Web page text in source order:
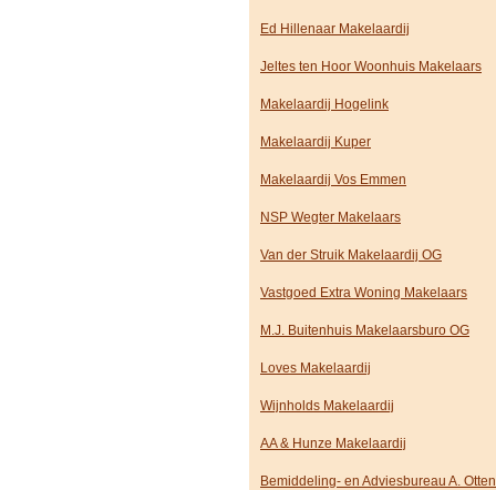
Ed Hillenaar Makelaardij
Jeltes ten Hoor Woonhuis Makelaars
Makelaardij Hogelink
Makelaardij Kuper
Makelaardij Vos Emmen
NSP Wegter Makelaars
Van der Struik Makelaardij OG
Vastgoed Extra Woning Makelaars
M.J. Buitenhuis Makelaarsburo OG
Loves Makelaardij
Wijnholds Makelaardij
AA & Hunze Makelaardij
Bemiddeling- en Adviesbureau A. Otten